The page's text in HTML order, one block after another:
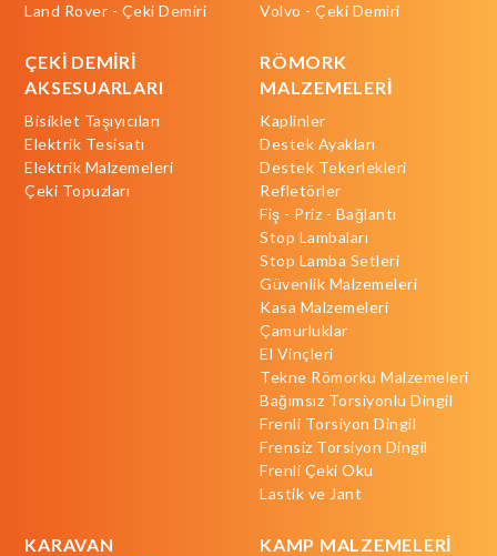
Land Rover - Çeki Demiri
Volvo - Çeki Demiri
ÇEKİ DEMİRİ
AKSESUARLARI
Bisiklet Taşıyıcıları
Elektrik Tesisatı
Elektrik Malzemeleri
Çeki Topuzları
RÖMORK
MALZEMELERİ
Kaplinler
Destek Ayakları
Destek Tekerlekleri
Refletörler
Fiş - Priz - Bağlantı
Stop Lambaları
Stop Lamba Setleri
Güvenlik Malzemeleri
Kasa Malzemeleri
Çamurluklar
El Vinçleri
Tekne Römorku Malzemeleri
Bağımsız Torsiyonlu Dingil
Frenli Torsiyon Dingil
Frensiz Torsiyon Dingil
Frenli Çeki Oku
Lastik ve Jant
KARAVAN
KAMP MALZEMELERİ